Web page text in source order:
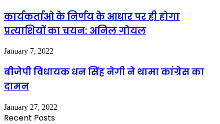
कार्यकर्ताओ के निर्णय के आधार पर ही होगा
प्रत्याशियों का चयन: अनिल गोयल
January 7, 2022
बीजेपी विधायक धन सिंह नेगी ने थामा कांग्रेस का
दामन
January 27, 2022
Recent Posts